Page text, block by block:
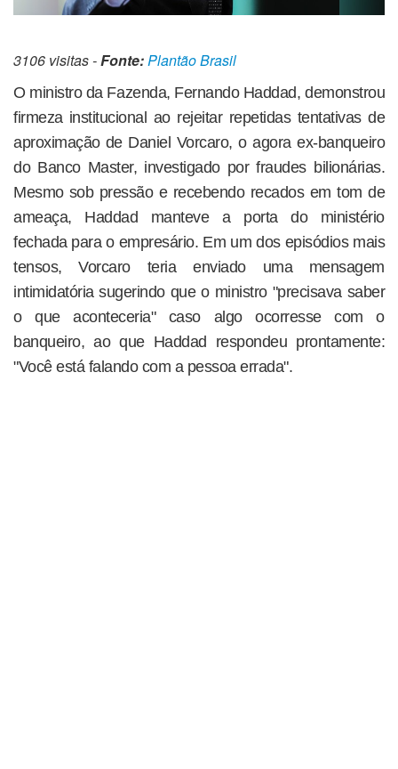
3106 visitas -Fonte:Plantão Brasil
O ministro da Fazenda, Fernando Haddad, demonstrou
firmeza institucional ao rejeitar repetidas tentativas de
aproximação de Daniel Vorcaro, o agora ex-banqueiro
do Banco Master, investigado por fraudes bilionárias.
Mesmo sob pressão e recebendo recados em tom de
ameaça, Haddad manteve a porta do ministério
fechada para o empresário. Em um dos episódios mais
tensos, Vorcaro teria enviado uma mensagem
intimidatória sugerindo que o ministro "precisava saber
o que aconteceria" caso algo ocorresse com o
banqueiro, ao que Haddad respondeu prontamente:
"Você está falando com a pessoa errada".